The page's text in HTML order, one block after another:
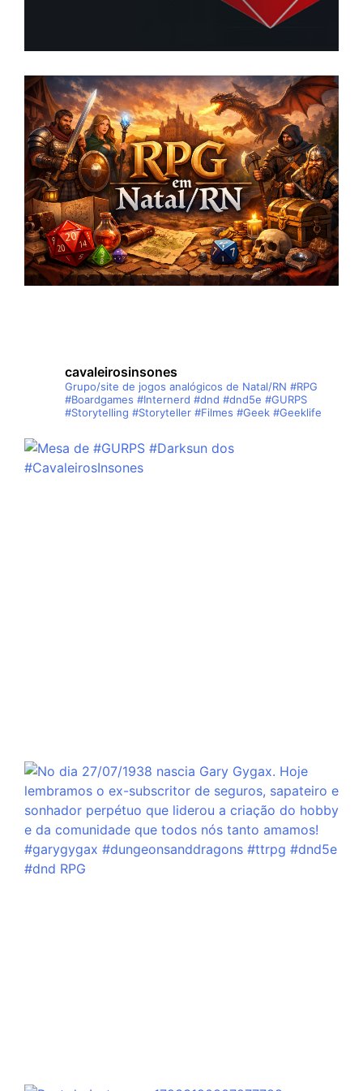
cavaleirosinsones
Grupo/site de jogos analógicos de Natal/RN #RPG
#Boardgames #Internerd #dnd #dnd5e #GURPS
#Storytelling #Storyteller #Filmes #Geek #Geeklife